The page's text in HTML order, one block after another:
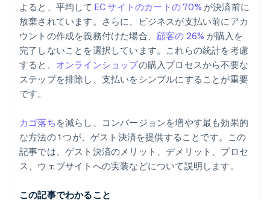
よると、平均して EC サイトのカートの 70% が決済前に
放棄されています。さらに、ビジネスが支払い前にアカ
ウントの作成を義務付けた場合、 顧客の 26% が購入を
完了しないことを選択しています。これらの統計を考慮
すると、 オンラインショップの購入プロセスから不要な
ステップを排除し、支払いをシンプルにすることが重要
です。
カゴ落ち を減らし、コンバージョンを増やす最も効果的
な方法の 1 つが、ゲスト決済を提供することです。この
記事では、ゲスト決済のメリット、デメリット、プロセ
ス、ウェブサイトへの実装などについて説明します。
この記事でわかること